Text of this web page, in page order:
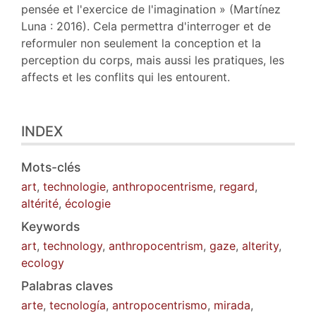
pensée et l'exercice de l'imagination » (Martínez
Luna : 2016). Cela permettra d'interroger et de
reformuler non seulement la conception et la
perception du corps, mais aussi les pratiques, les
affects et les conflits qui les entourent.
INDEX
Mots-clés
art, technologie, anthropocentrisme, regard,
altérité, écologie
Keywords
art, technology, anthropocentrism, gaze, alterity,
ecology
Palabras claves
arte, tecnología, antropocentrismo, mirada,